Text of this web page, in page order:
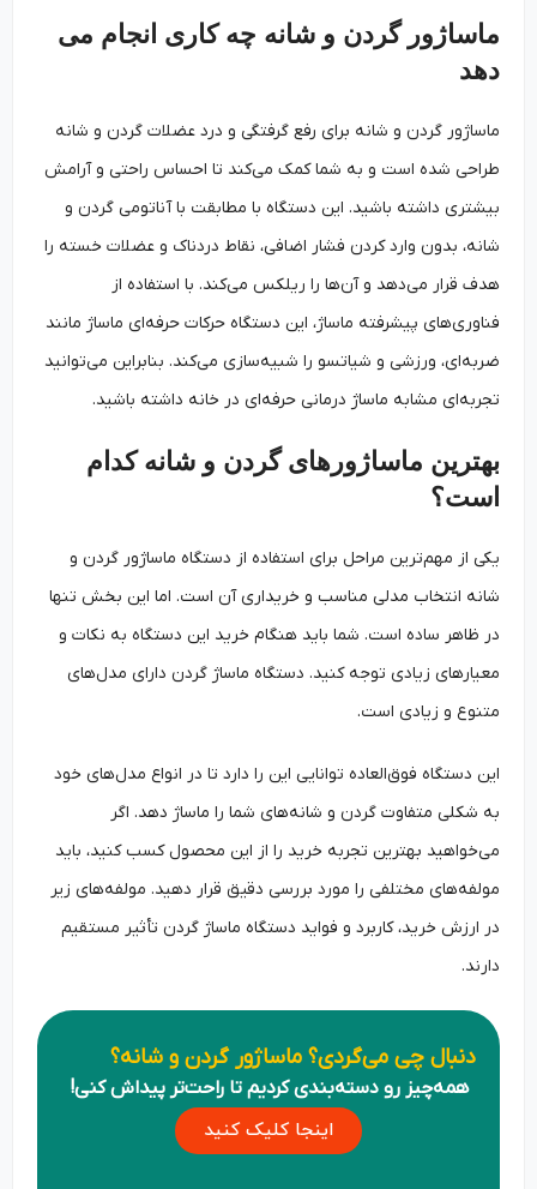
ماساژور گردن و شانه چه کاری انجام می
دهد
ماساژور گردن و شانه برای رفع گرفتگی و درد عضلات گردن و شانه
طراحی شده است و به شما کمک می‌کند تا احساس راحتی و آرامش
بیشتری داشته باشید. این دستگاه با مطابقت با آناتومی گردن و
شانه، بدون وارد کردن فشار اضافی، نقاط دردناک و عضلات خسته را
هدف قرار می‌دهد و آن‌ها را ریلکس می‌کند. با استفاده از
فناوری‌های پیشرفته ماساژ، این دستگاه حرکات حرفه‌ای ماساژ مانند
ضربه‌ای، ورزشی و شیاتسو را شبیه‌سازی می‌کند. بنابراین می‌توانید
تجربه‌ای مشابه ماساژ درمانی حرفه‌ای در خانه داشته باشید.
بهترین ماساژورهای گردن و شانه کدام
است؟
یکی از مهم‌ترین مراحل برای استفاده از دستگاه ماساژور گردن و
شانه انتخاب مدلی مناسب و خریداری آن است. اما این بخش تنها
در ظاهر ساده است. شما باید هنگام خرید این دستگاه به نکات و
معیارهای زیادی توجه کنید. دستگاه ماساژ گردن دارای مدل‌های
متنوع و زیادی است.
این دستگاه فوق‌العاده توانایی این را دارد تا در انواع مدل‌های خود
به شکلی متفاوت گردن و شانه‌های شما را ماساژ دهد. اگر
می‌خواهید بهترین تجربه خرید را از این محصول کسب کنید، باید
مولفه‌های مختلفی را مورد بررسی دقیق قرار دهید. مولفه‌های زیر
در ارزش خرید، کاربرد و فواید دستگاه ماساژ گردن تأثیر مستقیم
دارند.
دنبال چی می‌گردی؟ ماساژور گردن و شانه؟
همه‌چیز رو دسته‌بندی کردیم تا راحت‌تر پیداش کنی!
اینجا کلیک کنید